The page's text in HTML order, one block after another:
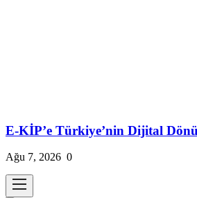
E-KİP’e Türkiye’nin Dijital
Ağu 7, 2026 0